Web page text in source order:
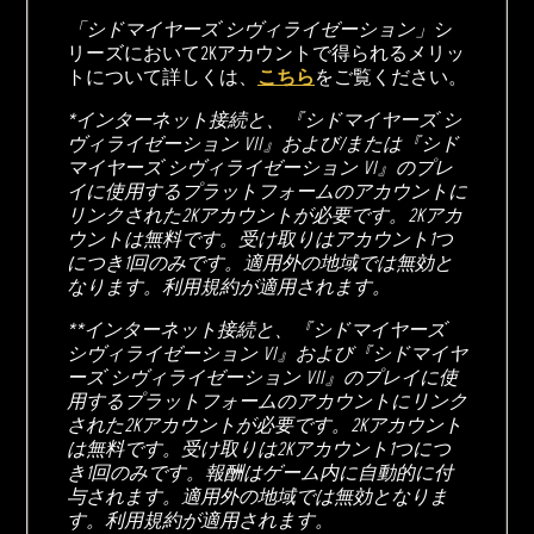
「シドマイヤーズ シヴィライゼーション」 シ
リーズにおいて2Kアカウントで得られるメリッ
トについて詳しくは、 こちらをご覧ください。
*インターネット接続と、『シドマイヤーズ シ
ヴィライゼーション VII』および/または『シド
マイヤーズ シヴィライゼーション VI』のプレ
イに使用するプラットフォームのアカウントに
リンクされた2Kアカウントが必要です。2Kアカ
ウントは無料です。受け取りはアカウント1つ
につき1回のみです。適用外の地域では無効と
なります。利用規約が適用されます。
**インターネット接続と、『シドマイヤーズ
シヴィライゼーション VI』および『シドマイヤ
ーズ シヴィライゼーション VII』のプレイに使
用するプラットフォームのアカウントにリンク
された2Kアカウントが必要です。2Kアカウント
は無料です。受け取りは2Kアカウント1つにつ
き1回のみです。報酬はゲーム内に自動的に付
与されます。適用外の地域では無効となりま
す。利用規約が適用されます。